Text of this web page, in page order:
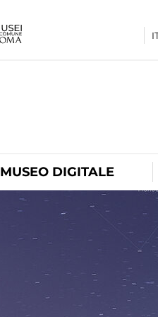
MUSEO DIGITALE